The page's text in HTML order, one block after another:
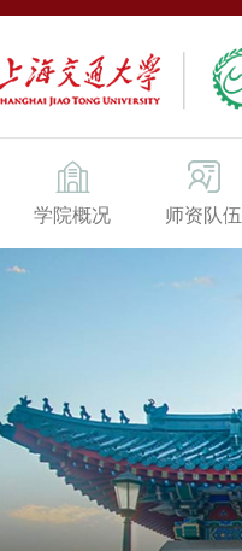
学院概况 师资队伍